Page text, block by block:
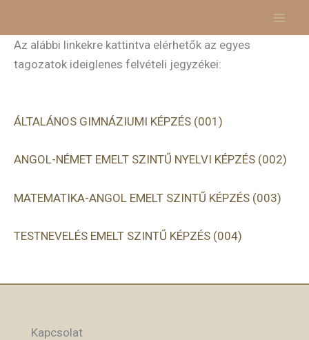
content
Az alábbi linkekre kattintva elérhetők az egyes
tagozatok ideiglenes felvételi jegyzékei:
ÁLTALÁNOS GIMNÁZIUMI KÉPZÉS (001)
ANGOL-NÉMET EMELT SZINTŰ NYELVI KÉPZÉS (002)
MATEMATIKA-ANGOL EMELT SZINTŰ KÉPZÉS (003)
TESTNEVELÉS EMELT SZINTŰ KÉPZÉS (004)
Kapcsolat